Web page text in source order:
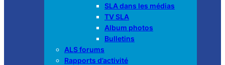
SLA dans les médias
TV SLA
Album photos
Bulletins
ALS forums
Rapports d’activité